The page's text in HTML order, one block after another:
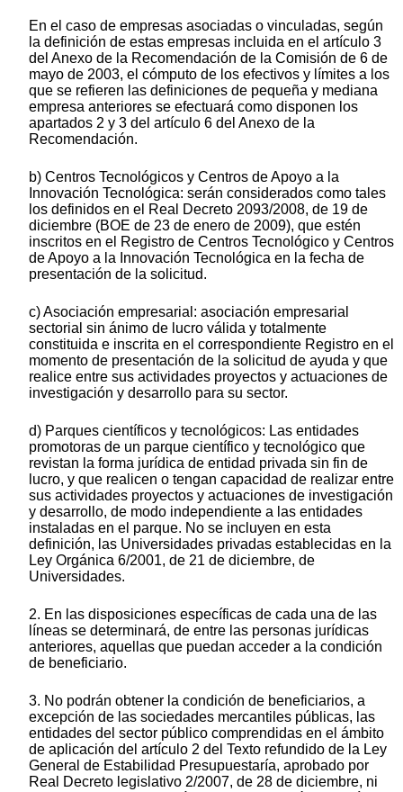
En el caso de empresas asociadas o vinculadas, según
la definición de estas empresas incluida en el artículo 3
del Anexo de la Recomendación de la Comisión de 6 de
mayo de 2003, el cómputo de los efectivos y límites a los
que se refieren las definiciones de pequeña y mediana
empresa anteriores se efectuará como disponen los
apartados 2 y 3 del artículo 6 del Anexo de la
Recomendación.
b) Centros Tecnológicos y Centros de Apoyo a la
Innovación Tecnológica: serán considerados como tales
los definidos en el Real Decreto 2093/2008, de 19 de
diciembre (BOE de 23 de enero de 2009), que estén
inscritos en el Registro de Centros Tecnológico y Centros
de Apoyo a la Innovación Tecnológica en la fecha de
presentación de la solicitud.
c) Asociación empresarial: asociación empresarial
sectorial sin ánimo de lucro válida y totalmente
constituida e inscrita en el correspondiente Registro en el
momento de presentación de la solicitud de ayuda y que
realice entre sus actividades proyectos y actuaciones de
investigación y desarrollo para su sector.
d) Parques científicos y tecnológicos: Las entidades
promotoras de un parque científico y tecnológico que
revistan la forma jurídica de entidad privada sin fin de
lucro, y que realicen o tengan capacidad de realizar entre
sus actividades proyectos y actuaciones de investigación
y desarrollo, de modo independiente a las entidades
instaladas en el parque. No se incluyen en esta
definición, las Universidades privadas establecidas en la
Ley Orgánica 6/2001, de 21 de diciembre, de
Universidades.
2. En las disposiciones específicas de cada una de las
líneas se determinará, de entre las personas jurídicas
anteriores, aquellas que puedan acceder a la condición
de beneficiario.
3. No podrán obtener la condición de beneficiarios, a
excepción de las sociedades mercantiles públicas, las
entidades del sector público comprendidas en el ámbito
de aplicación del artículo 2 del Texto refundido de la Ley
General de Estabilidad Presupuestaría, aprobado por
Real Decreto legislativo 2/2007, de 28 de diciembre, ni